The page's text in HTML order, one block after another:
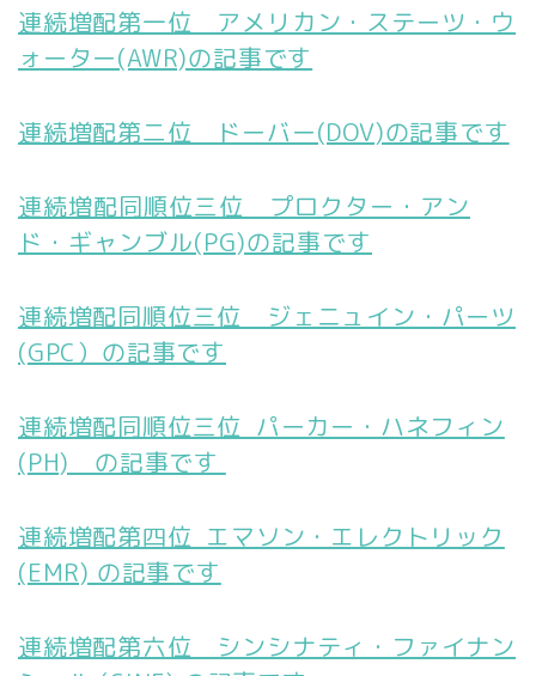
連続増配第一位 アメリカン・ステーツ・ウ
ォーター(AWR)の記事です
連続増配第二位 ドーバー(DOV)の記事です
連続増配同順位三位 プロクター・アン
ド・ギャンブル(PG)の記事です
連続増配同順位三位 ジェニュイン・パーツ
(GPC）の記事です
連続増配同順位三位 パーカー・ハネフィン
(PH) の記事です
連続増配第四位 エマソン・エレクトリック
(EMR) の記事です
連続増配第六位 シンシナティ・ファイナン